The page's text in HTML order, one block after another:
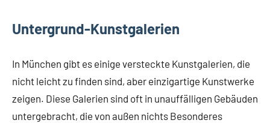
Untergrund-Kunstgalerien
In München gibt es einige versteckte Kunstgalerien, die
nicht leicht zu finden sind, aber einzigartige Kunstwerke
zeigen. Diese Galerien sind oft in unauffälligen Gebäuden
untergebracht, die von außen nichts Besonderes